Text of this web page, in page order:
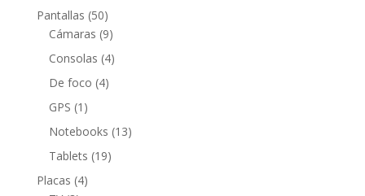
producto
Pantallas 5050
productos
Cámaras 99
productos
Consolas 44
De foco 44
GPS 1 1
producto
Notebooks 1313
Tablets 1919
Placas 44